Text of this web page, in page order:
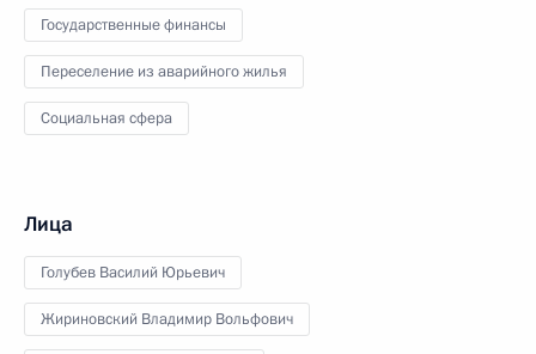
Государственные финансы
Переселение из аварийного жилья
Социальная сфера
Лица
Голубев Василий Юрьевич
Жириновский Владимир Вольфович